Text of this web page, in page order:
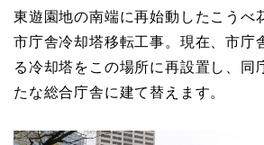
東遊園地の南端に再始動したこうべ
市庁舎冷却塔移転工事。現在、市庁
る冷却塔をこの場所に再設置し、同
たな総合庁舎に建て替えます。